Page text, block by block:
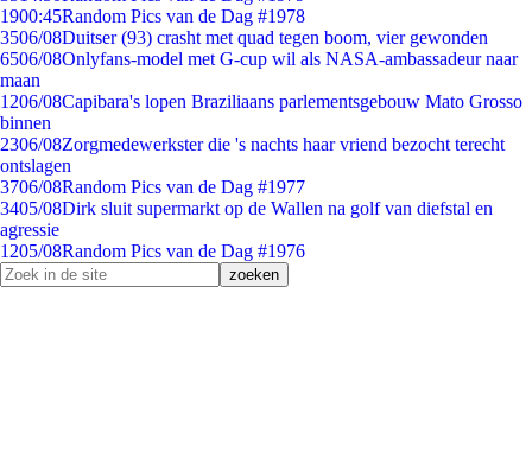
1900:45Random Pics van de Dag #1978
3506/08Duitser (93) crasht met quad tegen boom, vier gewonden
6506/08Onlyfans-model met G-cup wil als NASA-ambassadeur naar
maan
1206/08Capibara's lopen Braziliaans parlementsgebouw Mato Grosso
binnen
2306/08Zorgmedewerkster die 's nachts haar vriend bezocht terecht
ontslagen
3706/08Random Pics van de Dag #1977
3405/08Dirk sluit supermarkt op de Wallen na golf van diefstal en
agressie
1205/08Random Pics van de Dag #1976